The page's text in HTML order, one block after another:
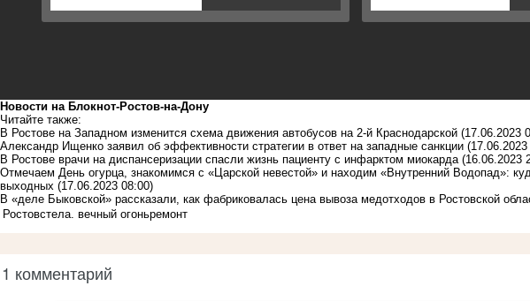
Новости на Блoкнoт-Ростов-на-Дону
Читайте также:
В Ростове на Западном изменится схема движения автобусов на 2-й Краснодарской (17.06.2023
Александр Ищенко заявил об эффективности стратегии в ответ на западные санкции
В Ростове врачи на диспансеризации спасли жизнь пациенту с инфарктом миокарда (16.06.2023
Отмечаем День огурца, знакомимся с «Царской невестой» и находим «Внутренний Водопад»:
выходных (17.06.2023 08:00)
В «деле Быковской» рассказали, как фабриковалась цена вывоза медотходов в Ростовской
Ростовстела. вечный огоньремонт
1 комментарий